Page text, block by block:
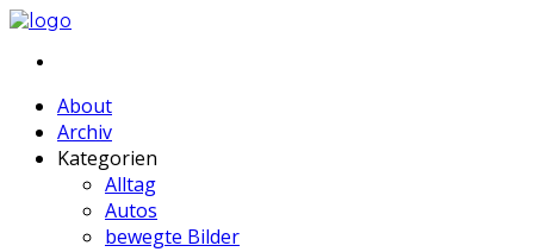
About
Archiv
Kategorien
Alltag
Autos
bewegte Bilder